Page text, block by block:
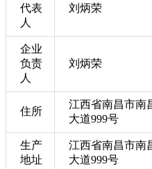
代表
人
刘炳荣
企业
负责
人
刘炳荣
住所
江西省南昌市南
大道999号
生产
地址
江西省南昌市南
大道999号